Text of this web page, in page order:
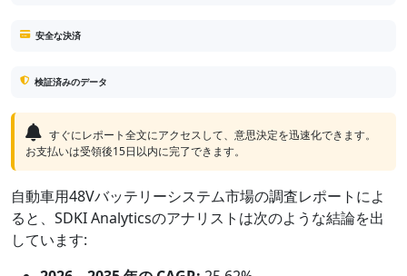
安全な決済
検証済みのデータ
すぐにレポート全文にアクセスして、意思決定を迅速化できます。
お支払いは受領後15日以内に完了できます。
自動車用48Vバッテリーシステム市場の調査レポートによ
ると、SDKI Analyticsのアナリストは次のような結論を出
しています: